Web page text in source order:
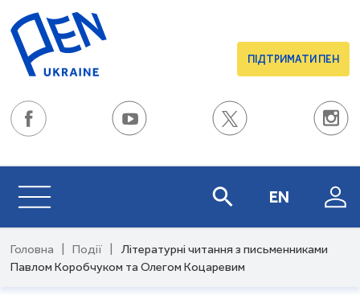
ПІДТРИМАТИ ПЕН
EN
Головна Події
Літературні читання з письменниками
Павлом Коробчуком та Олегом Коцаревим